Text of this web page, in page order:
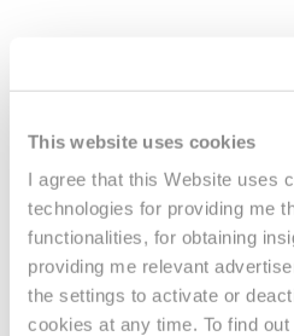
This website uses cookies
I agree that this Website uses
technologies for providing me
functionalities, for obtaining
providing me relevant
the settings to activate or
cookies at any time. To find
NOUVELLES